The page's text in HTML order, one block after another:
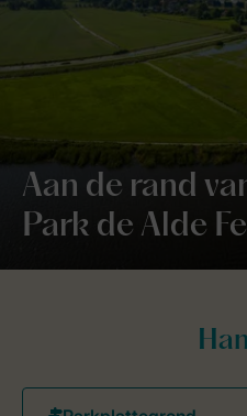
Aan de rand
Park de Alde